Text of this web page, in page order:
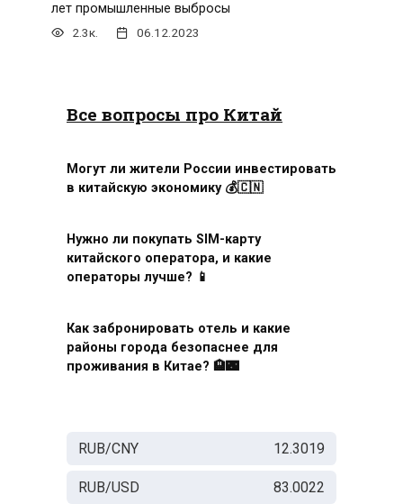
лет промышленные выбросы
2.3к. 06.12.2023
Все вопросы про Китай
Могут ли жители России инвестировать
в китайскую экономику 💰🇨🇳
Нужно ли покупать SIM-карту
китайского оператора, и какие
операторы лучше? 📱
Как забронировать отель и какие
районы города безопаснее для
проживания в Китае? 🏨🌃
RUB/CNY 12.3019
RUB/USD
83.0022